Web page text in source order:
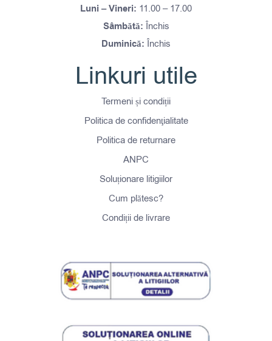
Luni – Vineri: 11.00 – 17.00
Sâmbătă: Închis
Duminică: Închis
Linkuri utile
Termeni și condiții
Politica de confidenţialitate
Politica de returnare
ANPC
Soluționare litigiilor
Cum plătesc?
Condiții de livrare